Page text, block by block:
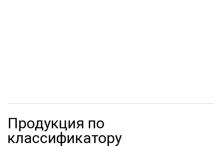
Продукция по
классификатору